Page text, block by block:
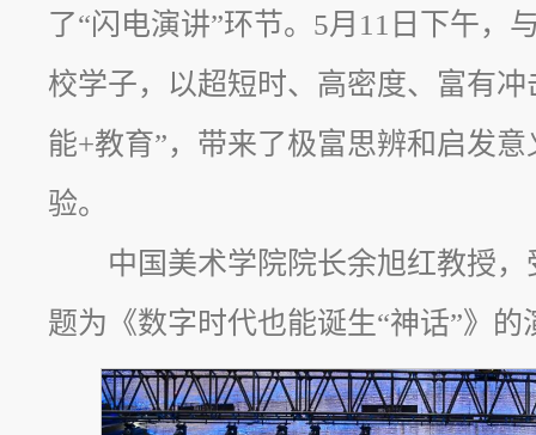
了“闪电演讲”环节。5月11日下午，
校学子，以超短时、高密度、富有
能+教育”，带来了极富思辨和启发
验。
中国美术学院院长余旭红教授
题为《数字时代也能诞生“神话”》的